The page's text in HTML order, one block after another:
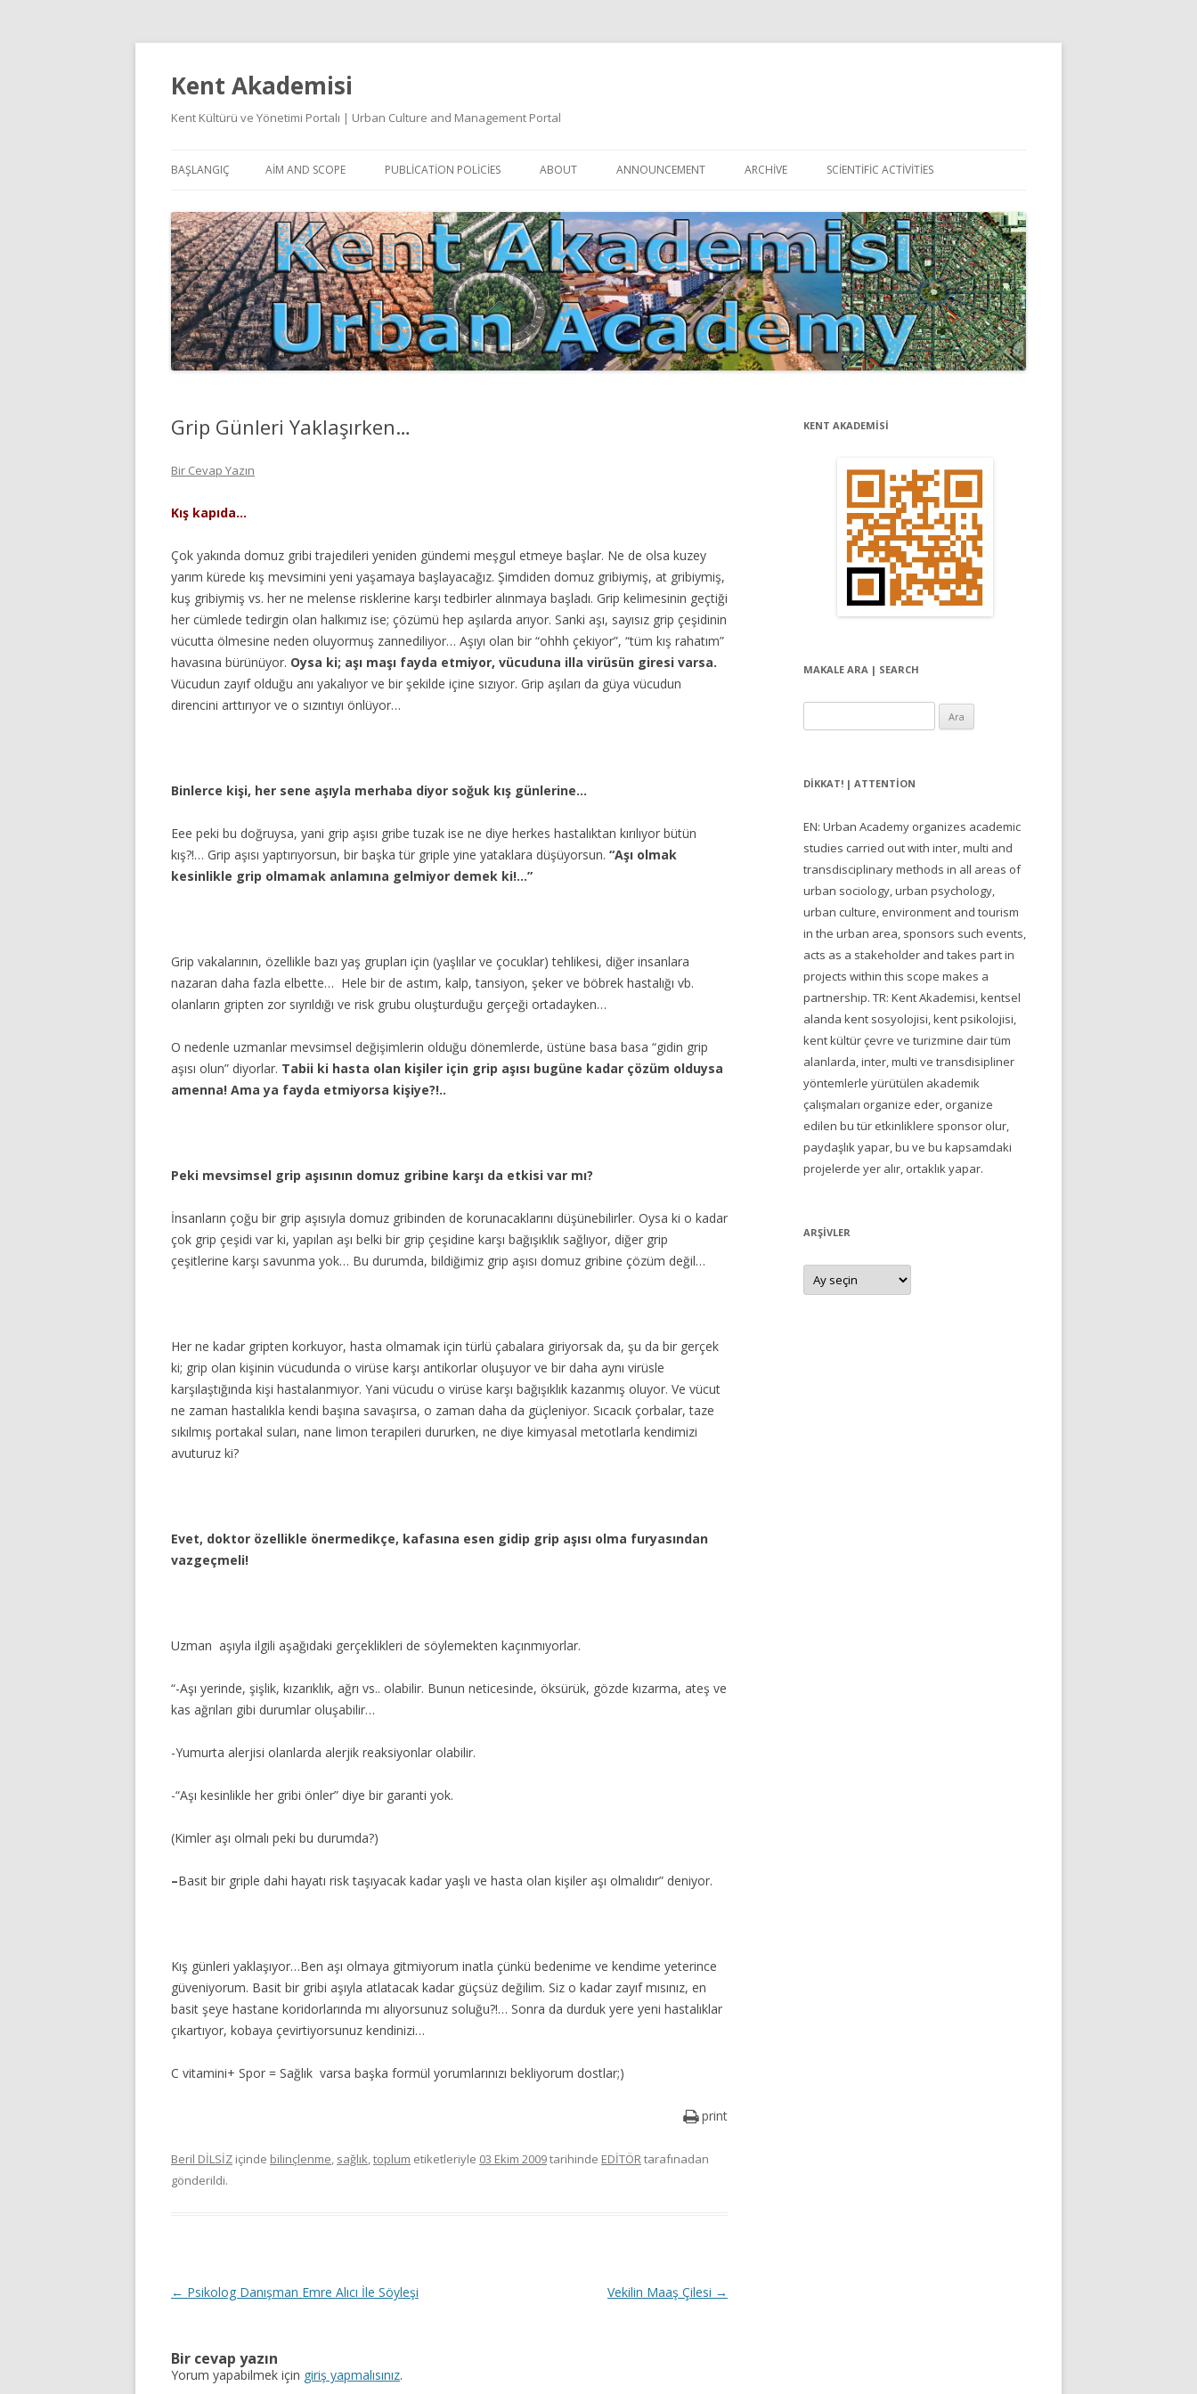
Kent Akademisi
Kent Kültürü ve Yönetimi Portalı | Urban Culture and Management Portal
atla
BAŞLANGIÇ AIM AND SCOPE PUBLICATION POLICIES
DOCUMENTATION
YAZIM KURALLARI
SÜREÇ REHBERI | PROCESS GUIDE
ETIK İLKELER | ETHICAL RULES
ABOUT
EDITORIAL BOARD
ETIK KURUL | ETHICAL BOARDS
İNDEKSLER
JOURNAL HISTORY | DERGI
TARIHÇESI
İLETIŞIM | CONTACT US
PUBLICATION GROUP
REKLAM TARIFESI |
ADVERTISEMENT FEE
ANNOUNCEMENT ARCHIVE SCIENTIFIC ACTIVITIES
Grip Günleri Yaklaşırken…
Bir Cevap Yazın
Kış kapıda…
Çok yakında domuz gribi trajedileri yeniden gündemi meşgul etmeye başlar. Ne de olsa kuzey
yarım kürede kış mevsimini yeni yaşamaya başlayacağız. Şimdiden domuz gribiymiş, at gribiymiş,
kuş gribiymiş vs. her ne melense risklerine karşı tedbirler alınmaya başladı. Grip kelimesinin geçtiği
her cümlede tedirgin olan halkımız ise; çözümü hep aşılarda arıyor. Sanki aşı, sayısız grip çeşidinin
vücutta ölmesine neden oluyormuş zannediliyor… Aşıyı olan bir “ohhh çekiyor”, “tüm kış rahatım”
havasına bürünüyor. Oysa ki; aşı maşı fayda etmiyor, vücuduna illa virüsün giresi varsa.
Vücudun zayıf olduğu anı yakalıyor ve bir şekilde içine sızıyor. Grip aşıları da güya vücudun
direncini arttırıyor ve o sızıntıyı önlüyor…
Binlerce kişi, her sene aşıyla merhaba diyor soğuk kış günlerine…
Eee peki bu doğruysa, yani grip aşısı gribe tuzak ise ne diye herkes hastalıktan kırılıyor bütün
kış?!… Grip aşısı yaptırıyorsun, bir başka tür griple yine yataklara düşüyorsun. “Aşı olmak
kesinlikle grip olmamak anlamına gelmiyor demek ki!…”
Grip vakalarının, özellikle bazı yaş grupları için (yaşlılar ve çocuklar) tehlikesi, diğer insanlara
nazaran daha fazla elbette… Hele bir de astım, kalp, tansiyon, şeker ve böbrek hastalığı vb.
olanların gripten zor sıyrıldığı ve risk grubu oluşturduğu gerçeği ortadayken…
O nedenle uzmanlar mevsimsel değişimlerin olduğu dönemlerde, üstüne basa basa “gidin grip
aşısı olun” diyorlar. Tabii ki hasta olan kişiler için grip aşısı bugüne kadar çözüm olduysa
amenna! Ama ya fayda etmiyorsa kişiye?!..
Peki mevsimsel grip aşısının domuz gribine karşı da etkisi var mı?
İnsanların çoğu bir grip aşısıyla domuz gribinden de korunacaklarını düşünebilirler. Oysa ki o kadar
çok grip çeşidi var ki, yapılan aşı belki bir grip çeşidine karşı bağışıklık sağlıyor, diğer grip
çeşitlerine karşı savunma yok… Bu durumda, bildiğimiz grip aşısı domuz gribine çözüm değil…
Her ne kadar gripten korkuyor, hasta olmamak için türlü çabalara giriyorsak da, şu da bir gerçek
ki; grip olan kişinin vücudunda o virüse karşı antikorlar oluşuyor ve bir daha aynı virüsle
karşılaştığında kişi hastalanmıyor. Yani vücudu o virüse karşı bağışıklık kazanmış oluyor. Ve vücut
ne zaman hastalıkla kendi başına savaşırsa, o zaman daha da güçleniyor. Sıcacık çorbalar, taze
sıkılmış portakal suları, nane limon terapileri dururken, ne diye kimyasal metotlarla kendimizi
avuturuz ki?
Evet, doktor özellikle önermedikçe, kafasına esen gidip grip aşısı olma furyasından
vazgeçmeli!
Uzman aşıyla ilgili aşağıdaki gerçeklikleri de söylemekten kaçınmıyorlar.
“-Aşı yerinde, şişlik, kızarıklık, ağrı vs.. olabilir. Bunun neticesinde, öksürük, gözde kızarma, ateş ve
kas ağrıları gibi durumlar oluşabilir…
-Yumurta alerjisi olanlarda alerjik reaksiyonlar olabilir.
-“Aşı kesinlikle her gribi önler” diye bir garanti yok.
(Kimler aşı olmalı peki bu durumda?)
–Basit bir griple dahi hayatı risk taşıyacak kadar yaşlı ve hasta olan kişiler aşı olmalıdır” deniyor.
Kış günleri yaklaşıyor…Ben aşı olmaya gitmiyorum inatla çünkü bedenime ve kendime yeterince
güveniyorum. Basit bir gribi aşıyla atlatacak kadar güçsüz değilim. Siz o kadar zayıf mısınız, en
basit şeye hastane koridorlarında mı alıyorsunuz soluğu?!… Sonra da durduk yere yeni hastalıklar
çıkartıyor, kobaya çevirtiyorsunuz kendinizi…
C vitamini+ Spor = Sağlık varsa başka formül yorumlarınızı bekliyorum dostlar;)
print
Beril DİLSİZ içinde bilinçlenme, sağlık,toplum etiketleriyle 03 Ekim 2009tarihinde EDİTÖRtarafınadan
gönderildi.
Y
ı
← Psikolog Danışman Emre Alıcı İle Söyleşi Vekilin Maaş Çilesi →
Bir cevap yazın
Yorum yapabilmek için giriş yapmalısınız.
KENT AKADEMİSİ
MAKALE ARA | SEARCH
DIKKAT! | ATTENTION
EN: Urban Academy organizes academic
studies carried out with inter, multi and
transdisciplinary methods in all areas of
urban sociology, urban psychology,
urban culture, environment and tourism
in the urban area, sponsors such events,
acts as a stakeholder and takes part in
projects within this scope makes a
partnership. TR: Kent Akademisi, kentsel
alanda kent sosyolojisi, kent psikolojisi,
kent kültür çevre ve turizmine dair tüm
alanlarda, inter, multi ve transdisipliner
yöntemlerle yürütülen akademik
çalışmaları organize eder, organize
edilen bu tür etkinliklere sponsor olur,
paydaşlık yapar, bu ve bu kapsamdaki
projelerde yer alır, ortaklık yapar.
ARŞIVLER
Arşivler